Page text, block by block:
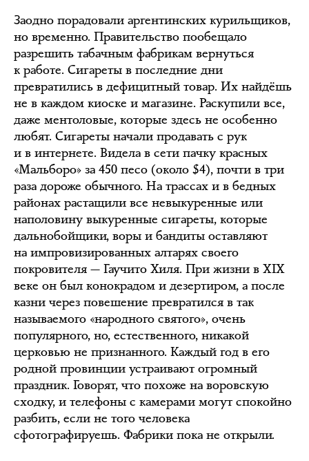
Заодно порадовали аргентинских курильщиков,
но временно. Правительство пообещало
разрешить табачным фабрикам вернуться
к работе. Сигареты в последние дни
превратились в дефицитный товар. Их найдёшь
не в каждом киоске и магазине. Раскупили все,
даже ментоловые, которые здесь не особенно
любят. Сигареты начали продавать с рук
и в интернете. Видела в сети пачку красных
«Мальборо» за 450 песо (около $4), почти в три
раза дороже обычного. На трассах и в бедных
районах растащили все невыкуренные или
наполовину выкуренные сигареты, которые
дальнобойщики, воры и бандиты оставляют
на импровизированных алтарях своего
покровителя — Гаучито Хиля. При жизни в XIX
веке он был конокрадом и дезертиром, а после
казни через повешение превратился в так
называемого «народного святого», очень
популярного, но, естественного, никакой
церковью не признанного. Каждый год в его
родной провинции устраивают огромный
праздник. Говорят, что похоже на воровскую
сходку, и телефоны с камерами могут спокойно
разбить, если не того человека
сфотографируешь. Фабрики пока не открыли.